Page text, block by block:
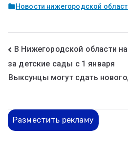
Новости нижегородской
В Нижегородской области
за детские сады с 1 января
Выксунцы могут сдать
Разместить рекламу